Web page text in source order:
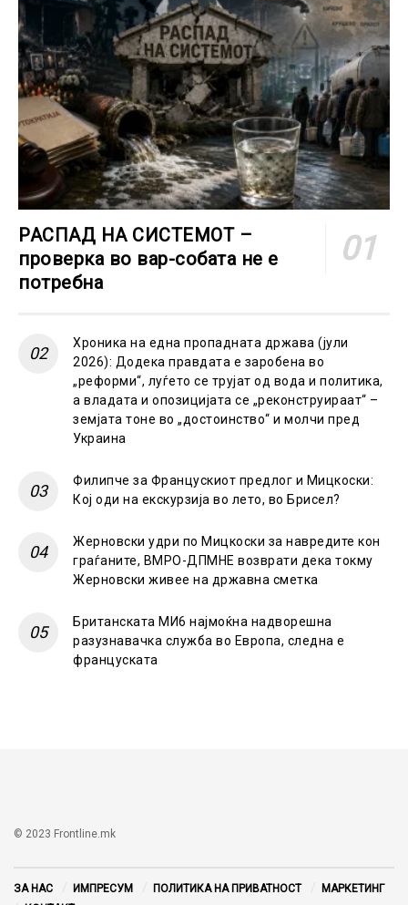
РАСПАД НА СИСТЕМОТ –
проверка во вар-собата не е
потребна
Хроника на една пропадната држава (јули
2026): Додека правдата е заробена во
„реформи“, луѓето се трујат од вода и политика,
а владата и опозицијата се „реконструираат“ –
земјата тоне во „достоинство“ и молчи пред
Украина
Филипче за Францускиот предлог и Мицкоски:
Кој оди на екскурзија во лето, во Брисел?
Жерновски удри по Мицкоски за навредите кон
граѓаните, ВМРО-ДПМНЕ возврати дека токму
Жерновски живее на државна сметка
Британската МИ6 најмоќна надворешна
разузнавачка служба во Европа, следна е
француската
© 2023 Frontline.mk
ЗА НАС ИМПРЕСУМ ПОЛИТИКА НА ПРИВАТНОСТ
МАРКЕТИНГ